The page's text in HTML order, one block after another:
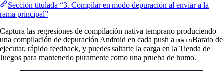
Sección titulada “3. Compilar en modo depuración al enviar a la
rama principal”
Captura las regresiones de compilación nativa temprano produciendo
una compilación de depuración Android en cada push a mainBarato de
ejecutar, rápido feedback, y puedes saltarte la carga en la Tienda de
Juegos para mantenerlo puramente como una prueba de humo.